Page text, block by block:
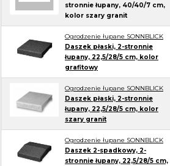
stronnie łupany, 40/40/7 cm,
kolor szary granit
Ogrodzenie łupane SONNBLICK
Daszek płaski, 2-stronnie
łupany, 22,5/28/5 cm, kolor
grafitowy
Ogrodzenie łupane SONNBLICK
Daszek płaski, 2-stronnie
łupany, 22,5/28/5 cm, kolor
szary granit
Ogrodzenie łupane SONNBLICK
Daszek 2-spadkowy, 2-
stronnie łupany, 22,5/28/5 cm,